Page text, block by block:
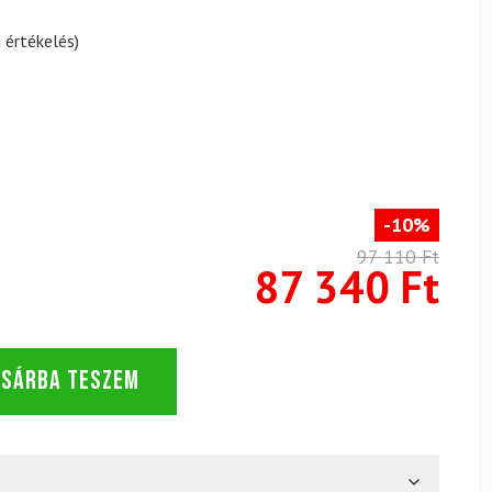
értékelés)
-10%
97 110 Ft
87 340 Ft
TESZEM